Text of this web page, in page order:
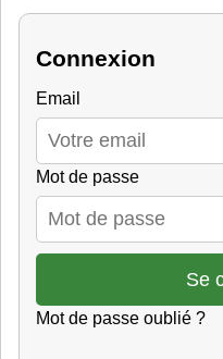
Connexion
Email
Mot de passe
Mot de passe oublié ?